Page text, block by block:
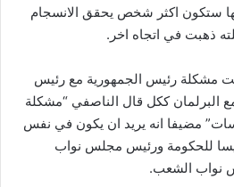
ستكون اكثر شخص يحقق الانسجام
ذهبت في اتجاه اخر.
مشكلة رئيس الجمهورية مع رئيس
البرلمان ككل قال الناصفي “مشكلة
مضيفا انه يريد ان يكون في نفس
للحكومة ورئيس مجلس نواب
نواب الشعب.